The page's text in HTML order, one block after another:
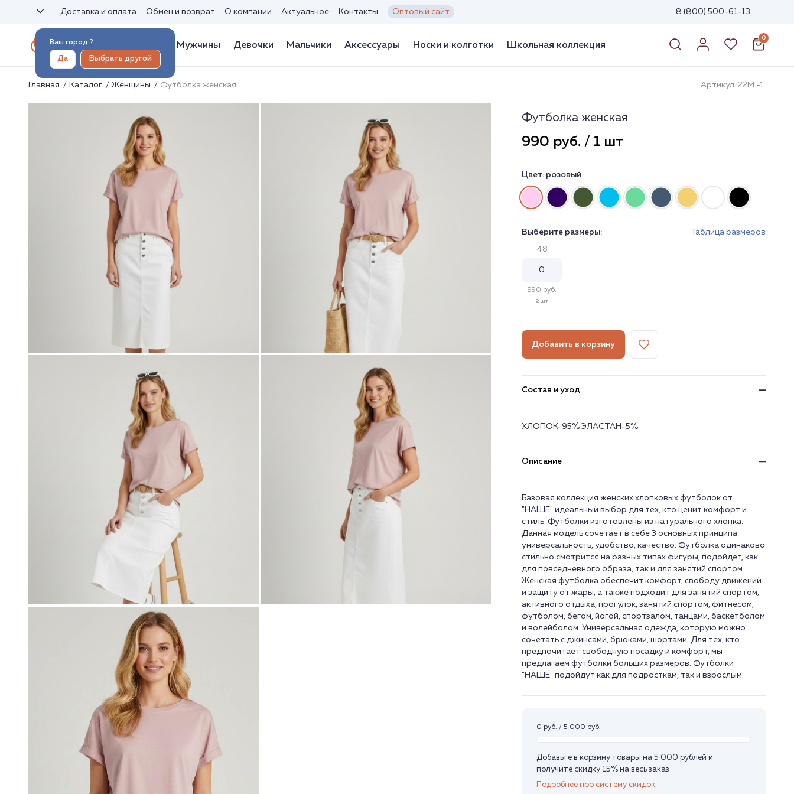
Ваш город ?
Да Выбрать другой
Доставка и оплата Обмен и возврат О компании Актуальное Контакты Оптовый сайт 8 (800) 500-61-13
Мужчины Девочки Мальчики Аксессуары Носки и колготки Школьная коллекция
0
Главная Каталог Женщины Футболка женская Артикул: 22М -1.
Футболка женская
990 руб. / 1 шт
Цвет: розовый
Выберите размеры: Таблица размеров
48
990 руб.
2 шт
Добавить в корзину
Состав и уход
ХЛОПОК-95% ЭЛАСТАН-5%
Описание
Базовая коллекция женских хлопковых футболок от
"НАШЕ" идеальный выбор для тех, кто ценит комфорт и
стиль. Футболки изготовлены из натурального хлопка.
Данная модель сочетает в себе 3 основных принципа:
универсальность, удобство, качество. Футболка одинаково
стильно смотрится на разных типах фигуры, подойдет, как
для повседневного образа, так и для занятий спортом.
Женская футболка обеспечит комфорт, свободу движений
и защиту от жары, а также подходит для занятий спортом,
активного отдыха, прогулок, занятий спортом, фитнесом,
футболом, бегом, йогой, спортзалом, танцами, баскетболом
и волейболом. Универсальная одежда, которую можно
сочетать с джинсами, брюками, шортами. Для тех, кто
предпочитает свободную посадку и комфорт, мы
предлагаем футболки больших размеров. Футболки
"НАШЕ" подойдут как для подросткам, так и взрослым.
0 руб. / 5 000 руб.
Добавьте в корзину товары на 5 000 рублей и
получите скидку 15% на весь заказ
Подробнее про систему скидок